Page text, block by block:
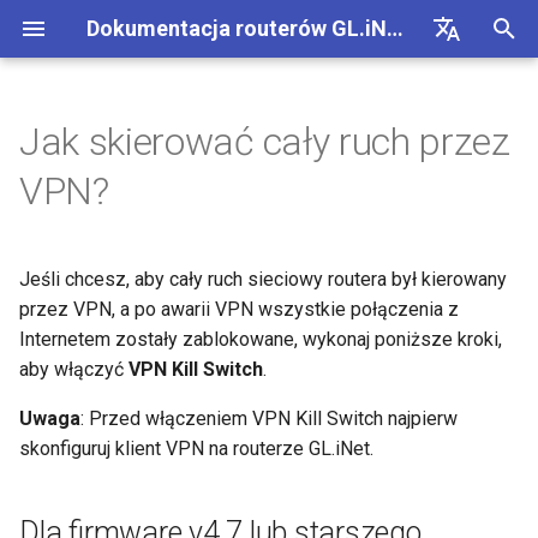
Dokumentacja routerów GL.iNet 4
Deutsch
日本語
Polski
p
i
GL-BE10000 (Slate 7 Pro)
GL-E5800 (Mudi 7)
GL-MT5000 (Brume 3)
GL-BE6500 (Flint 3e)
GL-BE3600 (Slate 7)
Pierwsza konfiguracja
FAQ rozwiazywania
problemow z polaczeniem
internetowym
hotspotem z portalem
uwierzytelniajacym
Podlacz urzadzenie tylko z
Powiadomienie o problemie
dla GL-MT2500/GL-
Powiadomienie o problemie i
rozwiazania dla GL-
X3000/GL-X2000, gdy nie
dzialaja z kartami SIM EE
Brak dostepu do panelu
administracyjnego WWW
5G Androida
Nie mozna wykryc hotspotu
5G iPhone'a
Udostepnianie internetu z
iPhone'a nie powiodlo sie
Przewodnik rozwiazywania
Dla firmware v4.7 lub
starszego
nowszego
Kill Switch tunelu
Pobierz firmware
Stan wskaznika LED
Dodaj Brume 2 do aplikacji
mobilnej
Zmien WAN na LAN
Uzyskaj dostep do GL.iNet i
AdGuard Home przez HTTPS
Polacz z antena Starlink
VPN Skonfiguruj klienta
Zbuduj wlasny domowy
serwer WireGuard
Polacz z NordVPN przez
dedykowany adres IP
SMS
Pobierz logi modulu
Zaktualizuj modul Quectel
nosnych
eSIM
Uzyj fizycznej karty eSIM z
urzadzeniami Android
GoodCloud
Połączenie site-to-site
Polacz z siecia EAP
Zrozumienie zasiegu Wi-
punktow dostepowych i
nadawania
Skonfiguruj przekierowanie
Inne
Blokuj urzadzenia klienckie
klienckich
Sprawdz, czy masz
Zaktualizuj lub cofnij
routera
Polaczenie z Internetem Internet
Tryb repeatera
Udostepnianie internetu
Bezprzewodowe
Klienci
Klienci
Uslugi chmurowe
GoodCloud
Panel VPN
Klient OpenVPN
Serwer OpenVPN
Serwer WireGuard
Aplikacje
Wtyczki
Pamiec sieciowa
AdGuard Home
Bark
Tailscale
Siec
Zapora sieciowa
Multi-WAN
LAN
Siec IoT
DNS
DPI Engine
Filtr tresci
QoS
Kontrola rodzicielska (v4.9)
Przekierowanie portow
Dostep administratora
Tryb NAT
Przeglad
Zadania zaplanowane
Haslo administratora
USB i zasilanie
Strefa czasowa
Firmware v4.9
Poznaj nasze nowe produkty
Samouczki
Jak skierować cały ruch przez
VPN?
Jeśli chcesz, aby cały ruch sieciowy routera był kierowany
przez VPN, a po awarii VPN wszystkie połączenia z
Internetem zostały zablokowane, wykonaj poniższe kroki,
aby włączyć VPN Kill Switch.
Uwaga: Przed włączeniem VPN Kill Switch najpierw
skonfiguruj klient VPN na routerze GL.iNet.